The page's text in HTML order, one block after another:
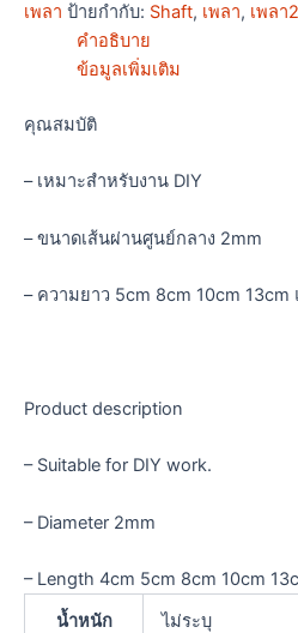
เพลา ป้ายกำกับ: Shaft, เพลา, เพลา
คำอธิบาย
ข้อมูลเพิ่มเติม
คุณสมบัติ
– เหมาะสำหรับงาน DIY
– ขนาดเส้นผ่านศูนย์กลาง 2mm
– ความยาว 5cm 8cm 10cm 13cm
Product description
– Suitable for DIY work.
– Diameter 2mm
– Length 4cm 5cm 8cm 10cm
น้ำหนัก
ไม่ระบุ